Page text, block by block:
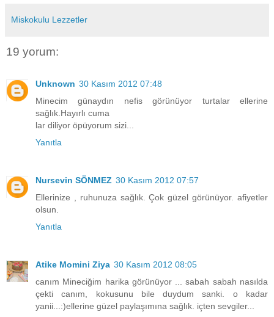
Miskokulu Lezzetler
19 yorum:
Unknown 30 Kasım 2012 07:48
Minecim günaydın nefis görünüyor turtalar ellerine
sağlık.Hayırlı cuma
lar diliyor öpüyorum sizi...
Yanıtla
Nursevin SÖNMEZ 30 Kasım 2012 07:57
Ellerinize , ruhunuza sağlık. Çok güzel görünüyor. afiyetler
olsun.
Yanıtla
Atike Momini Ziya 30 Kasım 2012 08:05
canım Mineciğim harika görünüyor ... sabah sabah nasılda
çekti canım, kokusunu bile duydum sanki. o kadar
yanii...:)ellerine güzel paylaşımına sağlık. içten sevgiler...